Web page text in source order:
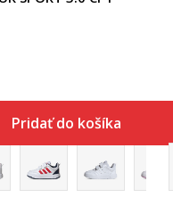
Pridať do košíka